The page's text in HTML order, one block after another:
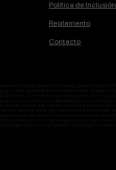
Política de Inclusión
Reglamento
Contacto